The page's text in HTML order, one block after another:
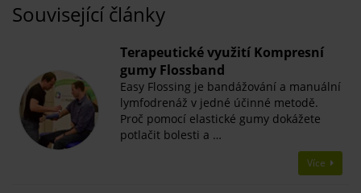
Související články
Terapeutické využití Kompresní
gumy Flossband
Easy Flossing je bandážování a manuální
lymfodrenáž v jedné účinné metodě.
Proč pomocí elastické gumy dokážete
potlačit bolesti a …
Více